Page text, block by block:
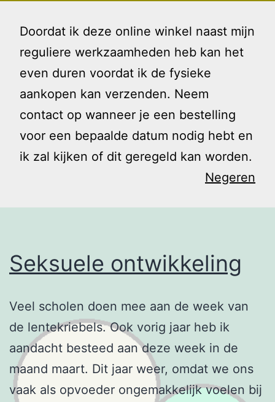
Doordat ik deze online winkel naast mijn
reguliere werkzaamheden heb kan het
even duren voordat ik de fysieke
aankopen kan verzenden. Neem
contact op wanneer je een bestelling
voor een bepaalde datum nodig hebt en
ik zal kijken of dit geregeld kan worden.
Negeren
naar
inhoud
Gezin
Tag:
seksualiteit
Seksuele ontwikkeling
Veel scholen doen mee aan de week van
de lentekriebels. Ook vorig jaar heb ik
aandacht besteed aan deze week in de
maand maart. Dit jaar weer, omdat we ons
vaak als opvoeder ongemakkelijk voelen bij